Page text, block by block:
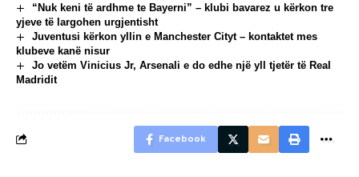
“Nuk keni të ardhme te Bayerni” – klubi bavarez u kërkon tre
yjeve të largohen urgjentisht
Juventusi kërkon yllin e Manchester Cityt – kontaktet mes
klubeve kanë nisur
Jo vetëm Vinicius Jr, Arsenali e do edhe një yll tjetër të Real
Madridit
Facebook